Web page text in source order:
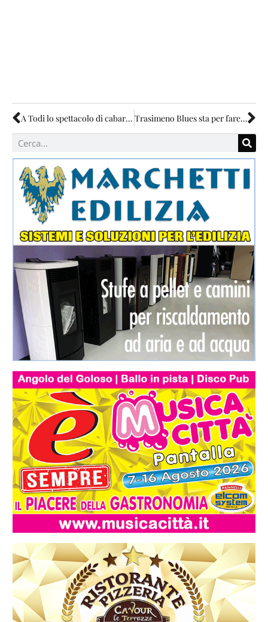
A Todi lo spettacolo di cabaret “Zelig Off” Trasimeno Blues sta per fare tredici